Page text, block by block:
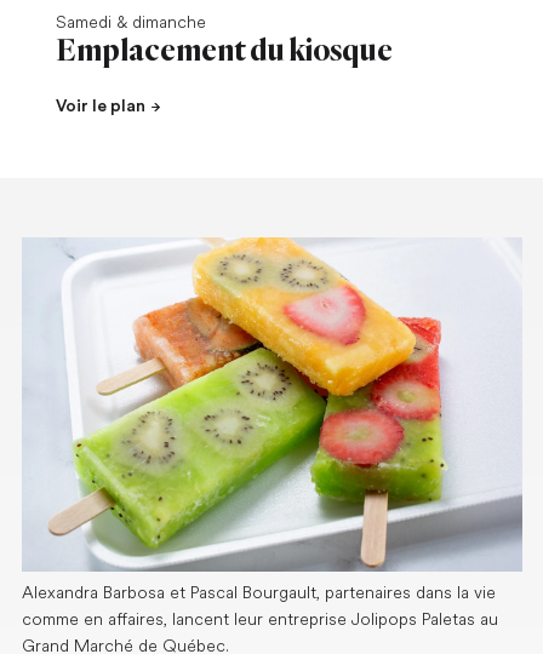
Samedi & dimanche
Emplacement du kiosque
Voir le plan
Alexandra Barbosa et Pascal Bourgault, partenaires dans la vie
comme en affaires, lancent leur entreprise Jolipops Paletas au
Grand Marché de Québec.